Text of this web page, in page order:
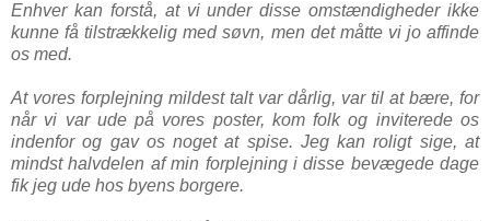
Enhver kan forstå, at vi under disse omstændigheder ikke
kunne få tilstrækkelig med søvn, men det måtte vi jo affinde
os med.
At vores forplejning mildest talt var dårlig, var til at bære, for
når vi var ude på vores poster, kom folk og inviterede os
indenfor og gav os noget at spise. Jeg kan roligt sige, at
mindst halvdelen af min forplejning i disse bevægede dage
fik jeg ude hos byens borgere.